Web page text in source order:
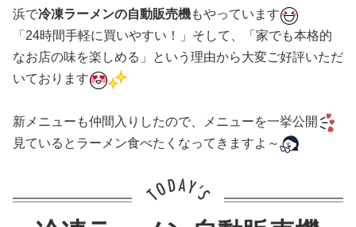
浜で冷凍ラーメンの自動販売機もやっています
「24時間手軽に買いやすい！」そして、「家でも本格的
なお店の味を楽しめる」という理由から大変ご好評いただ
いております
新メニューも仲間入りしたので、メニューを一挙公開
見ているとラーメン食べたくなってきますよ～